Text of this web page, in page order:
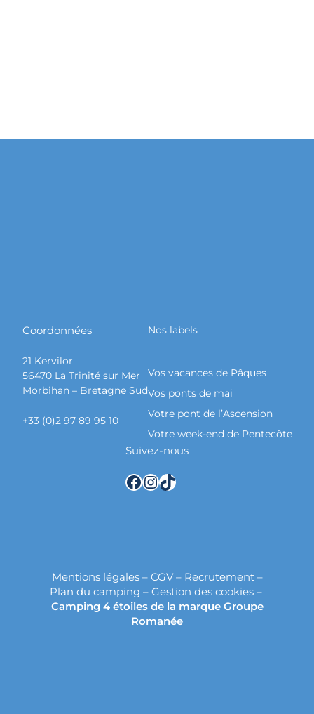
Coordonnées
21 Kervilor
56470 La Trinité sur Mer
Morbihan – Bretagne Sud
+33 (0)2 97 89 95 10
Nos labels
Vos vacances de Pâques
Vos ponts de mai
Votre pont de l’Ascension
Votre week-end de Pentecôte
Suivez-nous
Facebook InstagramTikTok
Mentions légales– CGV– Recrutement–
Plan du camping – Gestion des cookies–
Camping 4 étoiles de la marque Groupe
Romanée